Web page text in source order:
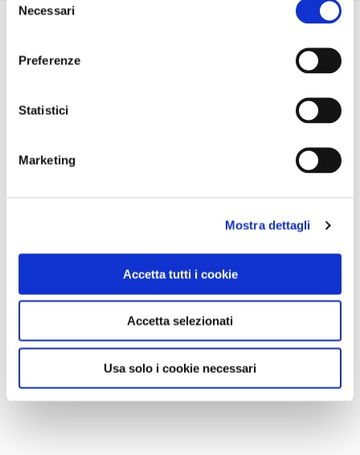
delNecessari
Preferenze
Statistici
Marketing
Mostra dettagli
Accetta tutti i cookie
Accetta selezionati
Usa solo i cookie necessari